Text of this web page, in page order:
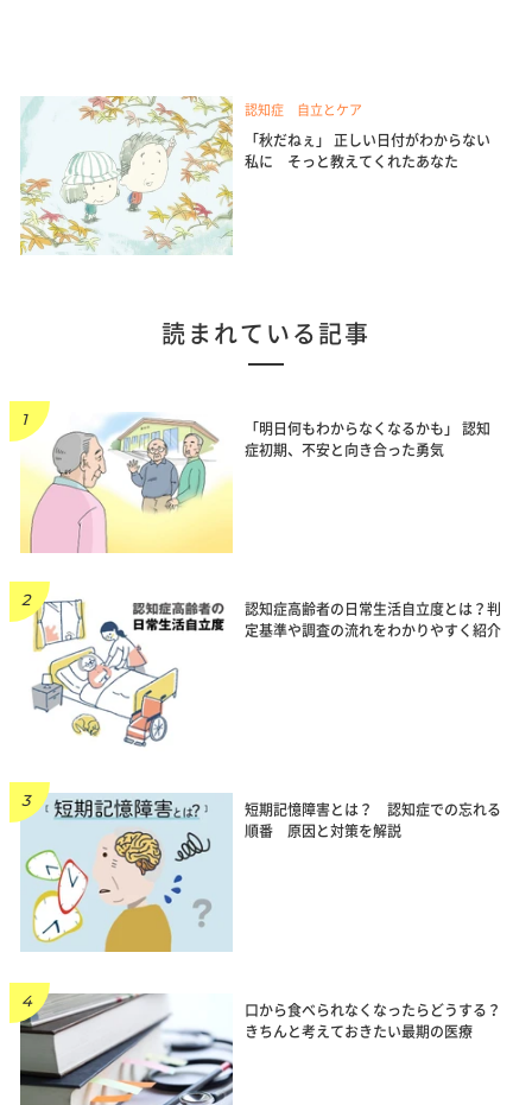
認知症 自立とケア
「秋だねぇ」 正しい日付がわからない
私に そっと教えてくれたあなた
読まれている記事
「明日何もわからなくなるかも」 認知
症初期、不安と向き合った勇気
認知症高齢者の日常生活自立度とは？判
定基準や調査の流れをわかりやすく紹介
短期記憶障害とは？ 認知症での忘れる
順番 原因と対策を解説
口から食べられなくなったらどうする？
きちんと考えておきたい最期の医療